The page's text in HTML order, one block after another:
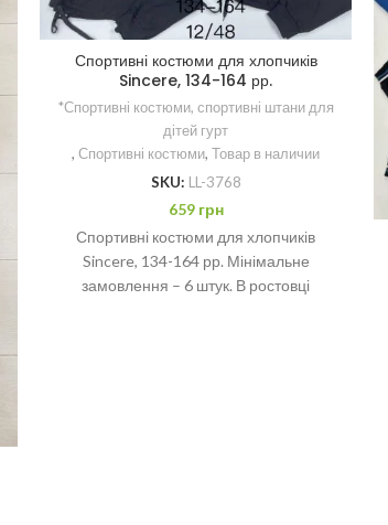
Спортивні костюми для хлопчиків
Sincere, 134-164 рр.
*Спортивні костюми, спортивні штани для
дітей гурт
, Спортивні костюми, Товар в наличии
SKU: LL-3768
659 грн
Спортивні костюми для хлопчиків
Sincere, 134-164 рр. Мінімальне
замовлення – 6 штук. В ростовці